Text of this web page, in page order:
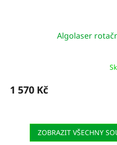
Algolaser
1 570 Kč
ZOBRAZIT VŠECHNY